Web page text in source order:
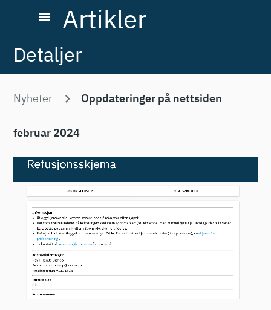
menu Artikler
Detaljer
Nyheter Oppdateringer på nettsiden
februar 2024